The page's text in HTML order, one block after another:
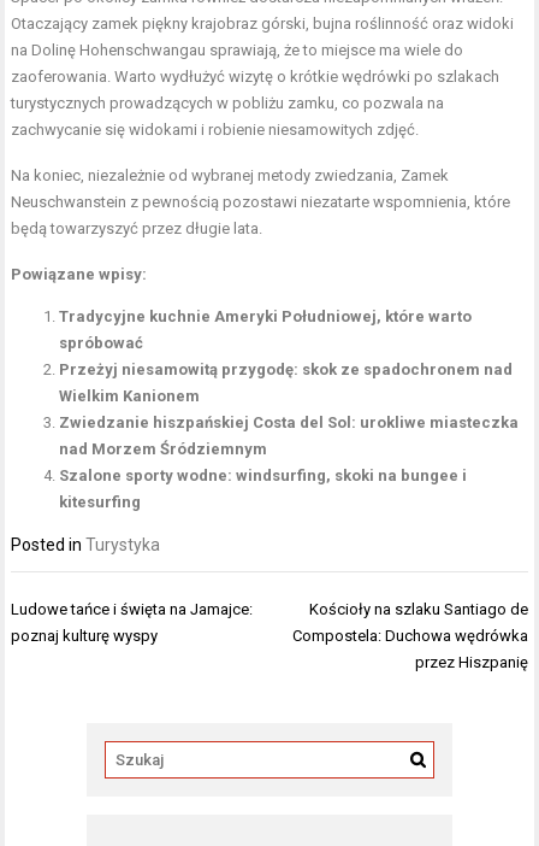
Otaczający zamek piękny krajobraz górski, bujna roślinność oraz widoki
na Dolinę Hohenschwangau sprawiają, że to miejsce ma wiele do
zaoferowania. Warto wydłużyć wizytę o krótkie wędrówki po szlakach
turystycznych prowadzących w pobliżu zamku, co pozwala na
zachwycanie się widokami i robienie niesamowitych zdjęć.
Na koniec, niezależnie od wybranej metody zwiedzania, Zamek
Neuschwanstein z pewnością pozostawi niezatarte wspomnienia, które
będą towarzyszyć przez długie lata.
Powiązane wpisy:
Tradycyjne kuchnie Ameryki Południowej, które warto
spróbować
Przeżyj niesamowitą przygodę: skok ze spadochronem nad
Wielkim Kanionem
Zwiedzanie hiszpańskiej Costa del Sol: urokliwe miasteczka
nad Morzem Śródziemnym
Szalone sporty wodne: windsurfing, skoki na bungee i
kitesurfing
Posted inTurystyka
Nawigacja
wpisu
Ludowe tańce i święta na Jamajce:
poznaj kulturę wyspy
Kościoły na szlaku Santiago de
Compostela: Duchowa wędrówka
przez Hiszpanię